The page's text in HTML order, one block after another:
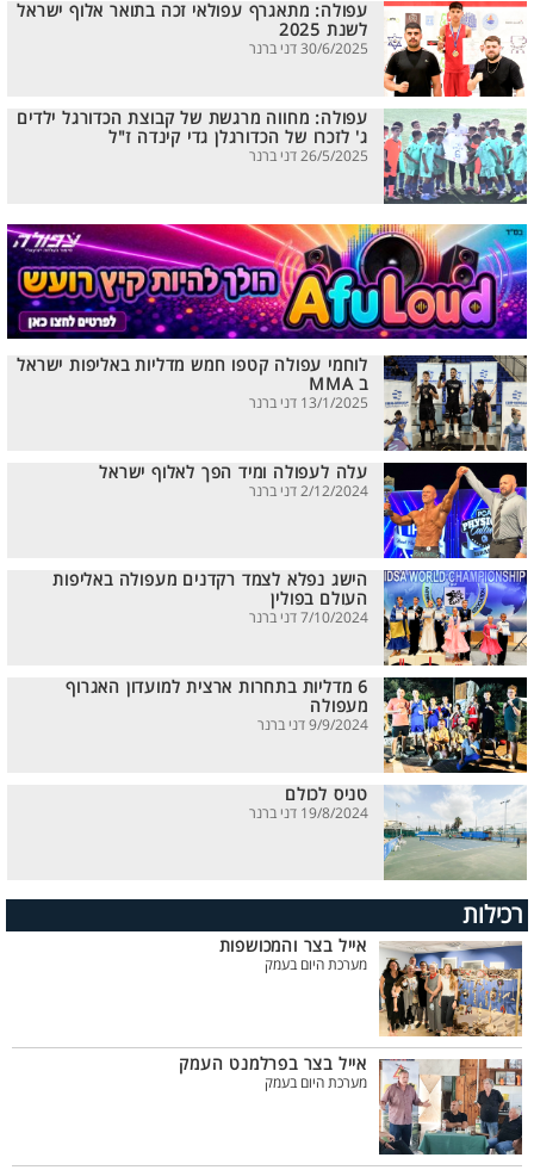
עפולה: מתאגרף עפולאי זכה בתואר אלוף ישראל
לשנת 2025
30/6/2025 דני ברנר
עפולה: מחווה מרגשת של קבוצת הכדורגל ילדים
ג' לזכרו של הכדורגלן גדי קינדה ז"ל
26/5/2025 דני ברנר
לוחמי עפולה קטפו חמש מדליות באליפות ישראל
ב MMA
13/1/2025 דני ברנר
עלה לעפולה ומיד הפך לאלוף ישראל
2/12/2024 דני ברנר
הישג נפלא לצמד רקדנים מעפולה באליפות
העולם בפולין
7/10/2024 דני ברנר
6 מדליות בתחרות ארצית למועדון האגרוף
מעפולה
9/9/2024 דני ברנר
טניס לכולם
19/8/2024 דני ברנר
רכילות
אייל בצר והמכושפות
מערכת היום בעמק
אייל בצר בפרלמנט העמק
מערכת היום בעמק